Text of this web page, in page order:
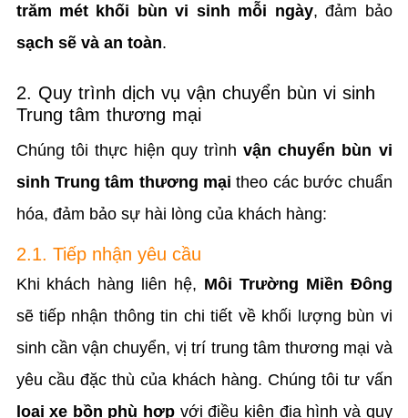
trăm mét khối bùn vi sinh mỗi ngày, đảm bảo
sạch sẽ và an toàn.
2. Quy trình dịch vụ vận chuyển bùn vi sinh
Trung tâm thương mại
Chúng tôi thực hiện quy trìnhvận chuyển bùn vi
sinh Trung tâm thương mại theo các bước chuẩn
hóa, đảm bảo sự hài lòng của khách hàng:
2.1. Tiếp nhận yêu cầu
Khi khách hàng liên hệ, Môi Trường Miền Đông
sẽ tiếp nhận thông tin chi tiết về khối lượng bùn vi
sinh cần vận chuyển, vị trí trung tâm thương mại và
yêu cầu đặc thù của khách hàng. Chúng tôi tư vấn
loại xe bồn phù hợp với điều kiện địa hình và quy